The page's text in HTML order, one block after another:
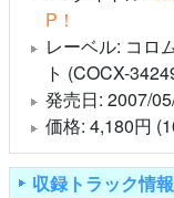
P！
レーベル: コロ
ト (COCX-
発売日: 2007/
価格: 4,180円
収録トラック情報